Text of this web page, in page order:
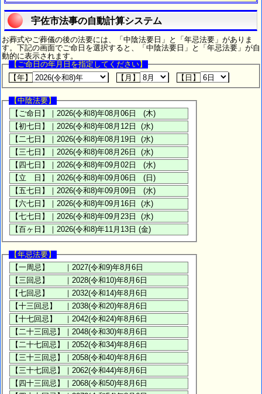
宇佐市法事の自動計算システム
お葬式やご葬儀の後の法要には、「中陰法要日」と「年忌法要」がありま
す。下記の画面でご命日を選択すると、「中陰法要日」と「年忌法要」が自
動的に表示されます。
【ご命日の年月日を指定してください】
【年】
【月】 【日】
【中陰法要】
【年忌法要】